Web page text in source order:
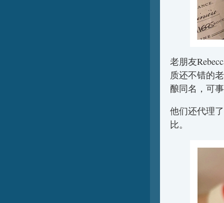
老朋友
质还不错的
酿同名，可
他们还代理
比。